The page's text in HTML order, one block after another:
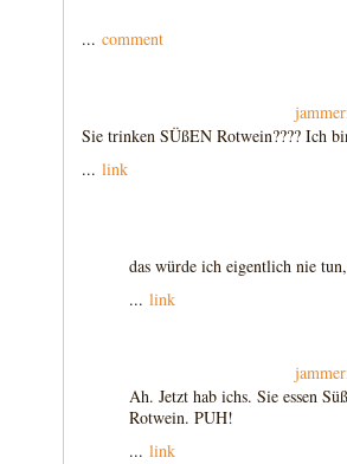
... comment
Sie trinken SÜßEN Rotwein???? Ich
... link
das würde ich eigentlich nie
... link
Ah. Jetzt hab ichs. Sie essen
Rotwein. PUH!
... link